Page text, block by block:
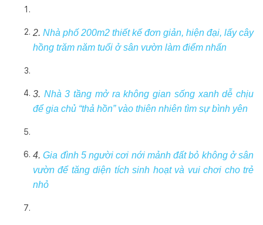
2. Nhà phố 200m2 thiết kế đơn giản, hiện đại, lấy cây
hồng trăm năm tuổi ở sân vườn làm điểm nhấn
3. Nhà 3 tầng mở ra không gian sống xanh dễ chịu
để gia chủ “thả hồn” vào thiên nhiên tìm sự bình yên
4.Gia đình 5 người cơi nới mảnh đất bỏ không ở sân
vườn để tăng diện tích sinh hoạt và vui chơi cho trẻ
nhỏ